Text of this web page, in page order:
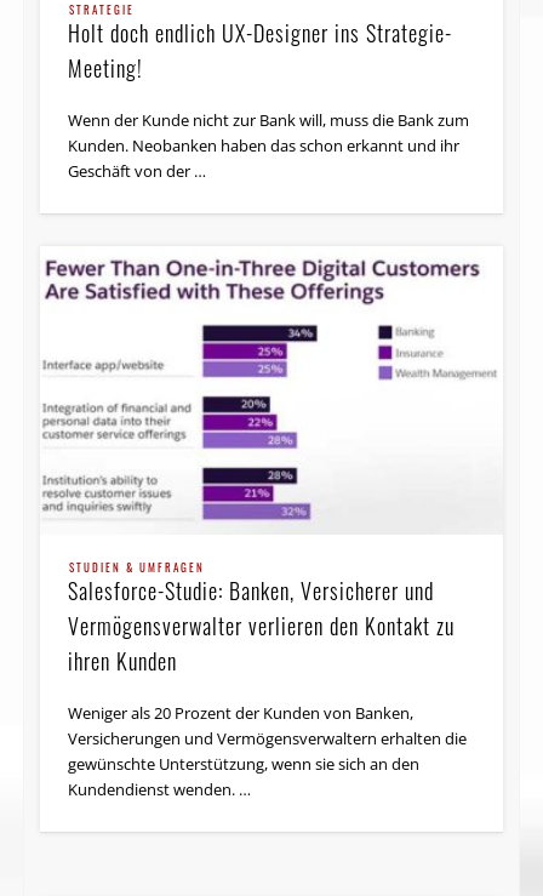
STRATEGIE
Holt doch endlich UX-Designer ins Strategie-
Meeting!
Wenn der Kunde nicht zur Bank will, muss die Bank zum
Kunden. Neobanken haben das schon erkannt und ihr
Geschäft von der …
STUDIEN & UMFRAGEN
Salesforce-Studie: Banken, Versicherer und
Ver­mögens­ver­walter verlieren den Kontakt zu
ihren Kunden
Weniger als 20 Prozent der Kunden von Banken,
Versicherungen und Vermögensverwaltern erhalten die
gewünschte Unterstützung, wenn sie sich an den
Kundendienst wenden. …